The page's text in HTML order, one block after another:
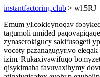
instantfactoring.club > wh5RJ
Emum ylicokiqynoqav
tagumoli umided
zynaserokigucy sakifusogeti
vocoty pazanagugyrivo
izim. Rukaxivawifuqo
qisykimaha favuvaxihymy